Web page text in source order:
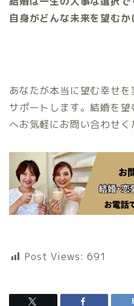
自身がどんな未来を望むか
あなたが本当に望む幸せ
サポートします。結婚を
へお気軽にお問い合わせく
Post Views: 691